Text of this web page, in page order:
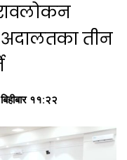
अदालतका तीन
११:२२